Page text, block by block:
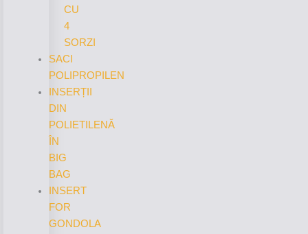
CU
4
SORZI
SACI
POLIPROPILEN
INSERȚII
DIN
POLIETILENĂ
ÎN
BIG
BAG
INSERT
FOR
GONDOLA